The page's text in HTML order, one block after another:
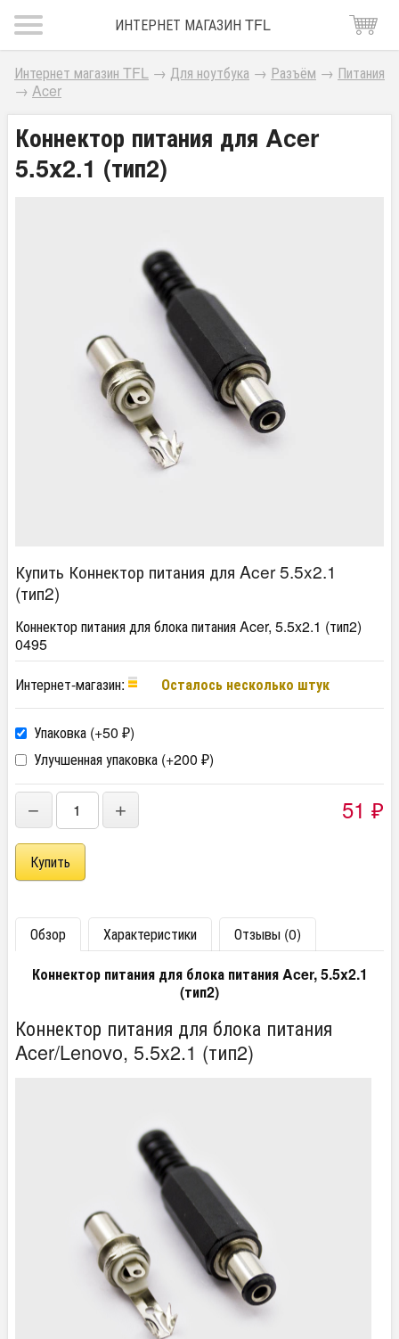
ИНТЕРНЕТ МАГАЗИН TFL
Интернет магазин TFL → Для ноутбука → Разъём → Питания
→ Acer
Коннектор питания для Acer
5.5x2.1 (тип2)
Купить Коннектор питания для Acer 5.5x2.1
(тип2)
Коннектор питания для блока питания Acer, 5.5x2.1 (тип2)
0495
Интернет-магазин:
Осталось несколько штук
Упаковка (+50 ₽)
Улучшенная упаковка (+200 ₽)
− + 51 ₽
Обзор Характеристики
Отзывы (0)
Коннектор питания для блока питания Acer, 5.5x2.1
(тип2)
Коннектор питания для блока питания
Acer/Lenovo, 5.5x2.1 (тип2)